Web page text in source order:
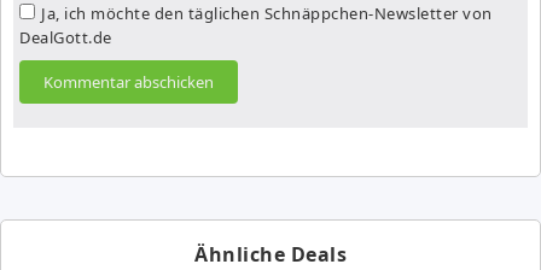
Ja, ich möchte den täglichen Schnäppchen-Newsletter von
DealGott.de
Ähnliche Deals